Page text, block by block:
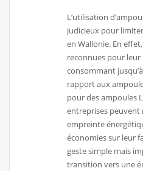
L’utilisation
judicieux pour
en Wallonie. En
reconnues pour
consommant
rapport aux
pour des ampoules
entreprises
empreinte
économies sur leur
geste simple mais
transition vers une